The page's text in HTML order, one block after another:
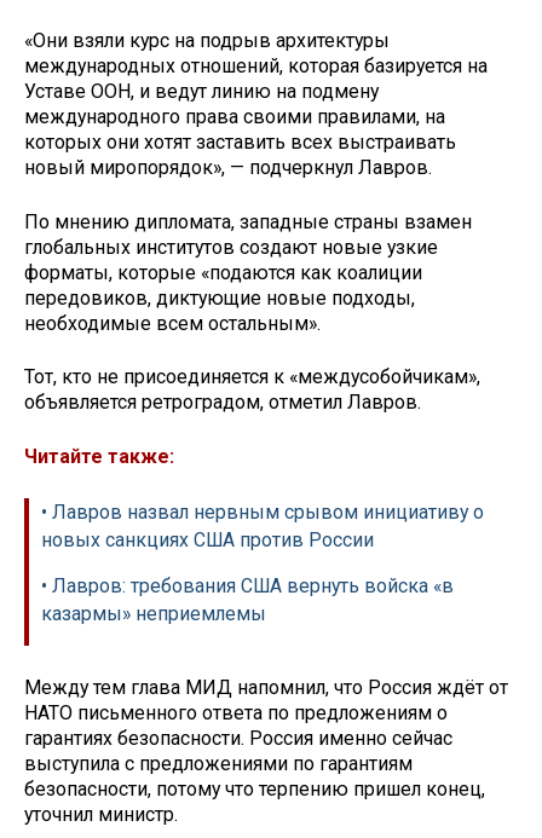
«Они взяли курс на подрыв архитектуры
международных отношений, которая базируется на
Уставе ООН, и ведут линию на подмену
международного права своими правилами, на
которых они хотят заставить всех выстраивать
новый миропорядок», — подчеркнул Лавров.
По мнению дипломата, западные страны взамен
глобальных институтов создают новые узкие
форматы, которые «подаются как коалиции
передовиков, диктующие новые подходы,
необходимые всем остальным».
Тот, кто не присоединяется к «междусобойчикам»,
объявляется ретроградом, отметил Лавров.
Читайте также:
• Лавров назвал нервным срывом инициативу о
новых санкциях США против России
• Лавров: требования США вернуть войска «в
казармы» неприемлемы
Между тем глава МИД напомнил, что Россия ждёт от
НАТО письменного ответа по предложениям о
гарантиях безопасности. Россия именно сейчас
выступила с предложениями по гарантиям
безопасности, потому что терпению пришел конец,
уточнил министр.